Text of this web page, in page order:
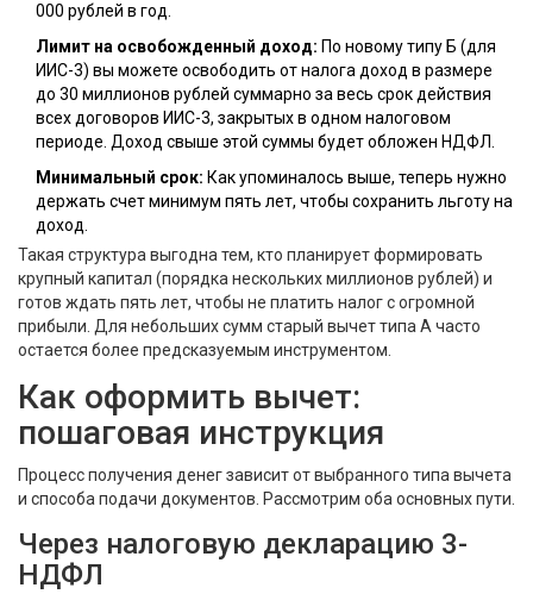
000 рублей в год.
Лимит на освобожденный доход: По новому типу Б (для
ИИС-3) вы можете освободить от налога доход в размере
до 30 миллионов рублей суммарно за весь срок действия
всех договоров ИИС-3, закрытых в одном налоговом
периоде. Доход свыше этой суммы будет обложен НДФЛ.
Минимальный срок: Как упоминалось выше, теперь нужно
держать счет минимум пять лет, чтобы сохранить льготу на
доход.
Такая структура выгодна тем, кто планирует формировать
крупный капитал (порядка нескольких миллионов рублей) и
готов ждать пять лет, чтобы не платить налог с огромной
прибыли. Для небольших сумм старый вычет типа А часто
остается более предсказуемым инструментом.
Как оформить вычет:
пошаговая инструкция
Процесс получения денег зависит от выбранного типа вычета
и способа подачи документов. Рассмотрим оба основных пути.
Через налоговую декларацию 3-
НДФЛ